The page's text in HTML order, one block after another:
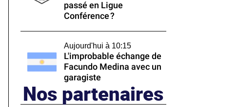
passé en Ligue
Conférence ?
Aujourd'hui à 10:15
L'improbable échange de
Facundo Medina avec un
garagiste
Nos partenaires